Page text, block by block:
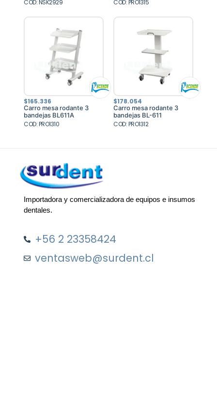
$2.949.535. $2.654.582.
COD: NSK2929 COD: PRO1315
$165.336
Carro mesa rodante 3
bandejas BL611A
COD: PRO1310
$178.054
Carro mesa rodante 3
bandejas BL-611
COD: PRO1312
Importadora y comercializadora de equipos e insumos
dentales.
+56 2 23358424
ventasweb@surdent.cl